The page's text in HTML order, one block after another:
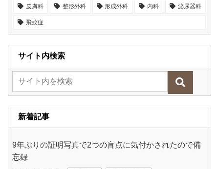
皮膚科 整形外科 形成外科 内科 泌尿器科
飛蚊症
サイト内検索
新着記事
9年ぶりの証明写真で2つの盲点に気付かされたので備
忘録